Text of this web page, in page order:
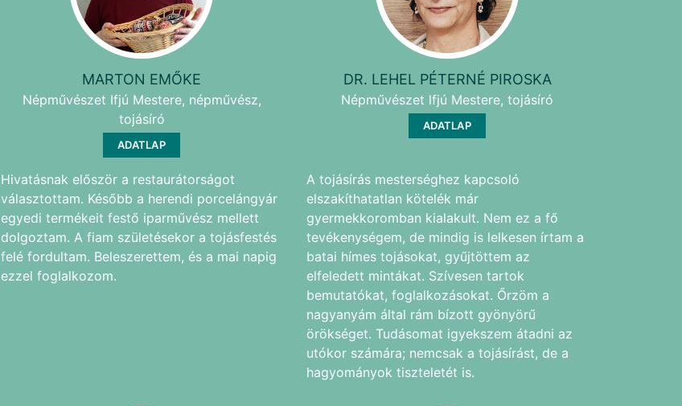
MARTON EMŐKE
Népművészet Ifjú Mestere, népművész,
tojásíró
ADATLAP
Hivatásnak először a restaurátorságot
választottam. Később a herendi porcelángyár
egyedi termékeit festő iparművész mellett
dolgoztam. A fiam születésekor a tojásfestés
felé fordultam. Beleszerettem, és a mai napig
ezzel foglalkozom.
DR. LEHEL PÉTERNÉ PIROSKA
Népművészet lfjú Mestere, tojásíró
ADATLAP
A tojásírás mesterséghez kapcsoló
elszakíthatatlan kötelék már
gyermekkoromban kialakult. Nem ez a fő
tevékenységem, de mindig is lelkesen írtam a
batai hímes tojásokat, gyűjtöttem az
elfeledett mintákat. Szívesen tartok
bemutatókat, foglalkozásokat. Őrzöm a
nagyanyám által rám bízott gyönyörű
örökséget. Tudásomat igyekszem átadni az
utókor számára; nemcsak a tojásírást, de a
hagyományok tiszteletét is.